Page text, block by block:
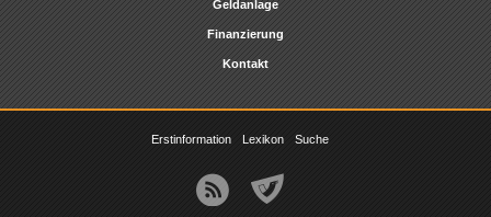
Geldanlage
Finanzierung
Kontakt
Erstinformation Lexikon Suche